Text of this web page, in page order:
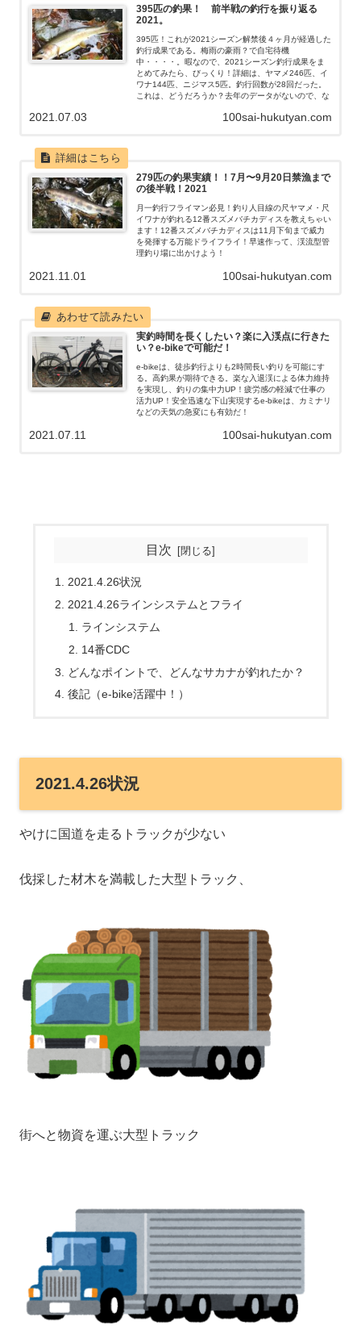
395匹の釣果！ 前半戦の釣行を振り返る
2021。
395匹！これが2021シーズン解禁後４ヶ月が経過した
釣行成果である。梅雨の豪雨？で自宅待機
中・・・・。暇なので、2021シーズン釣行成果をま
とめてみたら、びっくり！詳細は、ヤマメ246匹、イ
ワナ144匹、ニジマス5匹。釣行回数が28回だった。
これは、どうだろうか？去年のデータがないので、な
100sai-hukutyan.com
2021.07.03
279匹の釣果実績！！7月〜9月20日禁漁まで
の後半戦！2021
月一釣行フライマン必見！釣り人目線の尺ヤマメ・尺
イワナが釣れる12番スズメバチカディスを教えちゃい
ます！12番スズメバチカディスは11月下旬まで威力
を発揮する万能ドライフライ！早速作って、渓流型管
理釣り場に出かけよう！
100sai-hukutyan.com
2021.11.01
実釣時間を長くしたい？楽に入渓点に行きた
い？e-bikeで可能だ！
e-bikeは、徒歩釣行よりも2時間長い釣りを可能にす
る。高釣果が期待できる。楽な入退渓による体力維持
を実現し、釣りの集中力UP！疲労感の軽減で仕事の
活力UP！安全迅速な下山実現するe-bikeは、カミナリ
などの天気の急変にも有効だ！
100sai-hukutyan.com
2021.07.11
目次
2021.4.26状況
2021.4.26ラインシステムとフライ
ラインシステム
14番CDC
どんなポイントで、どんなサカナが釣れたか？
後記（e-bike活躍中！）
2021.4.26状況
やけに国道を走るトラックが少ない
伐採した材木を満載した大型トラック、
街へと物資を運ぶ大型トラック